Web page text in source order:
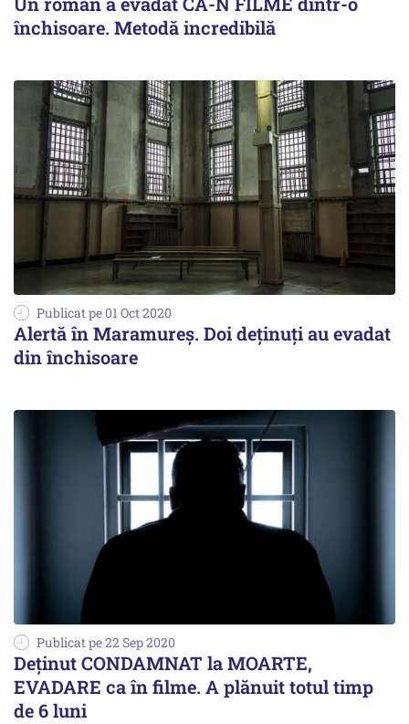
închisoare. Metodă incredibilă
Publicat pe 01 Oct 2020
Alertă în Maramureş. Doi deţinuţi au evadat
din închisoare
Publicat pe 22 Sep 2020
Deținut CONDAMNAT la MOARTE,
EVADARE ca în filme. A plănuit totul timp
de 6 luni